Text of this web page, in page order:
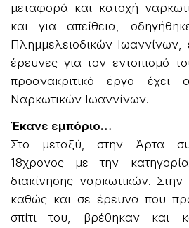
μεταφορά και κατοχή
και για απείθεια,
Πλημμελειοδικών Ιωαννίνων,
έρευνες για τον εντοπισμό
προανακριτικό έργο έχει
Ναρκωτικών Ιωαννίνων.
Έκανε εμπόριο…
Στο μεταξύ, στην Άρτα
18χρονος με την
διακίνησης ναρκωτικών.
καθώς και σε έρευνα που
σπίτι του, βρέθηκαν και